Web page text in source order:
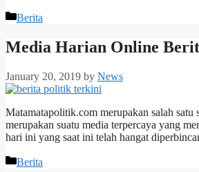
Categories
Berita
Media Harian Online
January 20, 2019 by News
Matamatapolitik.com merupakan salah
merupakan suatu media terpercaya yang
hari ini yang saat ini telah hangat
Categories
Berita